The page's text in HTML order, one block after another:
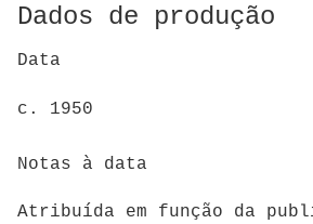
Dados de produção
Data
c. 1950
Notas à data
Atribuída em função da